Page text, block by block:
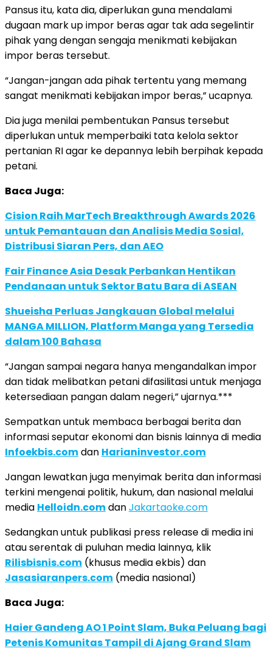
Pansus itu, kata dia, diperlukan guna mendalami
dugaan mark up impor beras agar tak ada segelintir
pihak yang dengan sengaja menikmati kebijakan
impor beras tersebut.
“Jangan-jangan ada pihak tertentu yang memang
sangat menikmati kebijakan impor beras,” ucapnya.
Dia juga menilai pembentukan Pansus tersebut
diperlukan untuk memperbaiki tata kelola sektor
pertanian RI agar ke depannya lebih berpihak kepada
petani.
Baca Juga:
Cision Raih MarTech Breakthrough Awards 2026
untuk Pemantauan dan Analisis Media Sosial,
Distribusi Siaran Pers, dan AEO
Fair Finance Asia Desak Perbankan Hentikan
Pendanaan untuk Sektor Batu Bara di ASEAN
Shueisha Perluas Jangkauan Global melalui
MANGA MILLION, Platform Manga yang Tersedia
dalam 100 Bahasa
“Jangan sampai negara hanya mengandalkan impor
dan tidak melibatkan petani difasilitasi untuk menjaga
ketersediaan pangan dalam negeri,” ujarnya.***
Sempatkan untuk membaca berbagai berita dan
informasi seputar ekonomi dan bisnis lainnya di media
Infoekbis.comdan Harianinvestor.com
Jangan lewatkan juga menyimak berita dan informasi
terkini mengenai politik, hukum, dan nasional melalui
media Helloidn.comdanJakartaoke.com
Sedangkan untuk publikasi press release di media ini
atau serentak di puluhan media lainnya, klik
Rilisbisnis.com (khusus media ekbis) dan
Jasasiaranpers.com (media nasional)
Baca Juga:
Haier Gandeng AO 1 Point Slam, Buka Peluang bagi
Petenis Komunitas Tampil di Ajang Grand Slam